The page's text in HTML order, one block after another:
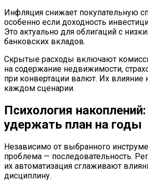
Инфляция снижает покупательную
особенно если доходность
Это актуально для облигаций с
банковских вкладов.
Скрытые расходы включают
на содержание недвижимости,
при конвертации валют. Их влияние
каждом сценарии.
Психология
удержать план на годы
Независимо от выбранного
проблема — последовательность.
их автоматизация сглаживают
дисциплину.